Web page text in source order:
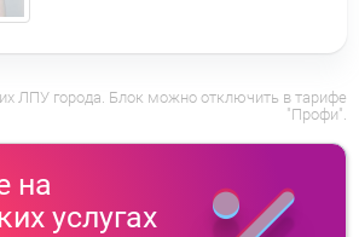
ЛПУ города. Блок можно отключить в тарифе
"Профи".
на
услугах